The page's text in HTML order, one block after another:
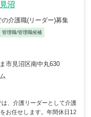
沼
介護職(リーダー)募集
管理職/管理職候補
市見沼区南中丸630
、介護リーダーとして介護
お任せします。年間休日12